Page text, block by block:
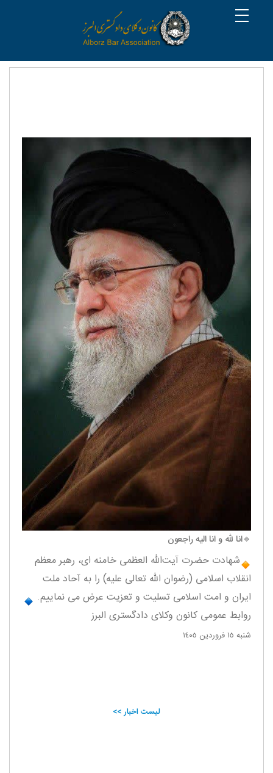
🔹انا لله و انا الیه راجعون
️شهادت حضرت آیت‌الله العظمی خامنه ای، رهبر معظم
انقلاب اسلامی (رضوان الله تعالی علیه) را به آحاد ملت
ایران و امت اسلامی تسلیت و تعزیت عرض می نماییم.
روابط عمومی کانون وکلای دادگستری البرز
شنبه ١٥ فروردين ١٤٠٥
لیست اخبار >>